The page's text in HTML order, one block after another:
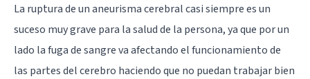
La ruptura de un aneurisma cerebral casi siempre es un
suceso muy grave para la salud de la persona, ya que por un
lado la fuga de sangre va afectando el funcionamiento de
las partes del cerebro haciendo que no puedan trabajar bien